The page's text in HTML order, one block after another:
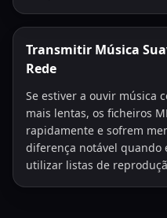
Transmitir Música
Rede
Se estiver a ouvir música
mais lentas, os ficheiros
rapidamente e sofrem
diferença notável quando
utilizar listas de